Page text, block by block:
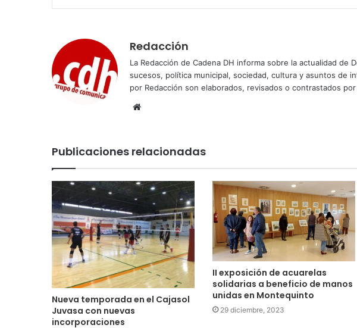
Redacción
La Redacción de Cadena DH informa sobre la actualidad de
sucesos, política municipal, sociedad, cultura y asuntos de
por Redacción son elaborados, revisados o contrastados
Sitio
Publicaciones relacionadas
Nueva temporada en el Cajasol
Juvasa con nuevas
incorporaciones
II exposición de acuarelas
solidarias a beneficio de manos
unidas en Montequinto
29 diciembre, 2023